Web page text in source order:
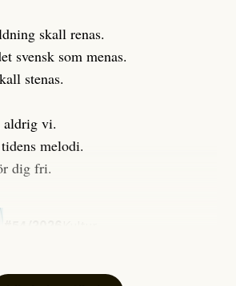
skall renas.
svensk som menas.
stenas.
vi.
melodi.
dig fri.